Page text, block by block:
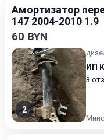
Амортизатор
147 2004-2010 1.9
60 BYN
2
ИП
3